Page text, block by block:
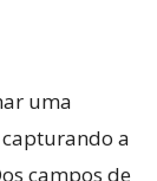
uma
a
campos de